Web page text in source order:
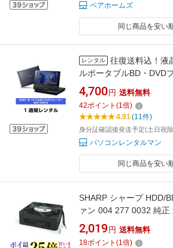
ベアホームズ
同じ商品を安い
レンタル
往復送料込！液
ルポータブルBD・DVD
ー ポータブルBlu-ray/
SX910（1週間レンタル）
4,700 円 送料無料
42ポイント (1倍)
4.91(11件)
身分証確認後発送予定(土日祝
パソコンレンタルマン
同じ商品を安い
SHARP シャープ HDD/
ァン 004 277 0032 純正
2,019 円 送料無料
18ポイント (1倍)